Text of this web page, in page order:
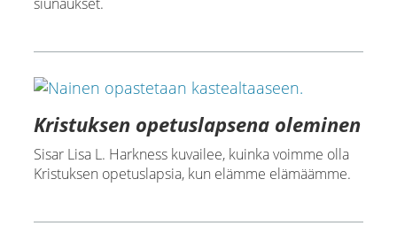
Kristuksen opetuslapsena oleminen
Sisar Lisa L. Harkness kuvailee, kuinka voimme olla
Kristuksen opetuslapsia, kun elämme elämäämme.